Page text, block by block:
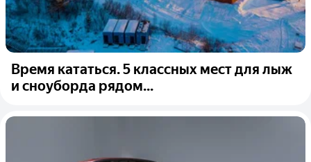
Время кататься. 5 классных мест для лыж
и сноуборда рядом...